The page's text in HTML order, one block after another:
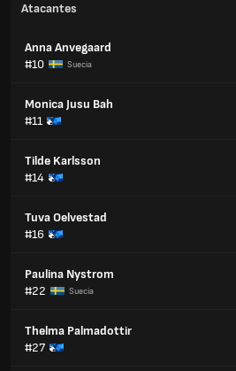
Atacantes
Anna Anvegaard
#10
Suecia
Monica Jusu Bah
#11
Tilde Karlsson
#14
Tuva Oelvestad
#16
Paulina Nystrom
#22
Suecia
Thelma Palmadottir
#27